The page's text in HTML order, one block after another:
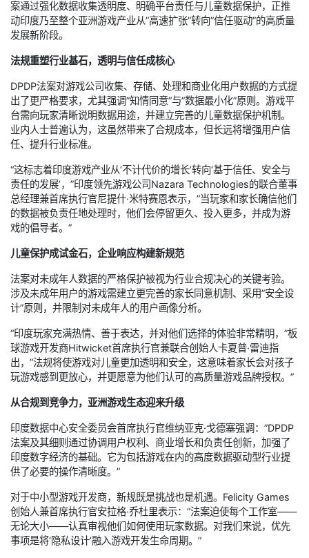
案通过强化数据收集透明度、明确平台责任与儿童数据保护，正推
动印度乃至整个亚洲游戏产业从”高速扩张”转向”信任驱动”的高质量
发展新阶段。
法规重塑行业基石，透明与信任成核心
DPDP法案对游戏公司收集、存储、处理和商业化用户数据的方式提
出了更严格要求，尤其强调”知情同意”与”数据最小化”原则。游戏平
台需向玩家清晰说明数据用途，并建立完善的儿童数据保护机制。
业内人士普遍认为，这虽然带来了合规成本，但长远将增强用户信
任、提升行业标准。
“这标志着印度游戏产业从‘不计代价的增长’转向‘基于信任、安全与
责任的发展’，”印度领先游戏公司Nazara Technologies的联合董事
总经理兼首席执行官尼提什·米特赛恩表示，”当玩家和家长确信他们
的数据被负责任地处理时，他们会停留更久、投入更多，并成为游
戏的倡导者。”
儿童保护成试金石，企业响应构建新规范
法案对未成年人数据的严格保护被视为行业合规决心的关键考验。
涉及未成年用户的游戏需建立更完善的家长同意机制、采用”安全设
计”原则，并限制对未成年人的用户画像分析。
“印度玩家充满热情、善于表达，并对他们选择的体验非常精明，”板
球游戏开发商Hitwicket首席执行官兼联合创始人卡夏普·雷迪指
出，”法规将使游戏对儿童更加透明和安全，这意味着家长会对孩子
玩游戏感到更放心，并更愿意为他们认可的高质量游戏品牌授权。”
从合规到竞争力，亚洲游戏生态迎来升级
印度数据中心安全委员会首席执行官维纳亚克·戈德塞强调：”DPDP
法案及其细则通过协调用户权利、商业增长和负责任创新，加强了
印度数字经济的基础。它为包括游戏在内的高度数据驱动型行业提
供了必要的操作清晰度。”
对于中小型游戏开发商，新规既是挑战也是机遇。Felicity Games
创始人兼首席执行官安拉格·乔杜里表示：”法案迫使每个工作室——
无论大小——认真审视他们如何使用玩家数据。对我们来说，优先
事项是将‘隐私设计’融入游戏开发生命周期。”